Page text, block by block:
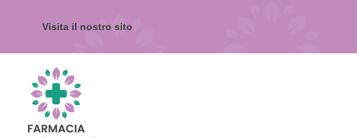
Visita il nostro sito
Farmacia
Cuvio